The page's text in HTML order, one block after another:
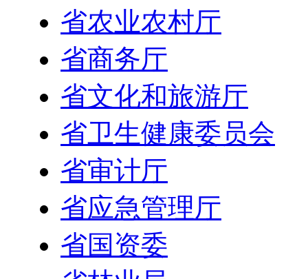
省农业农村厅
省商务厅
省文化和旅游厅
省卫生健康委员会
省审计厅
省应急管理厅
省国资委